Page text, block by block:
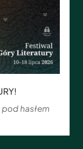
hasłem